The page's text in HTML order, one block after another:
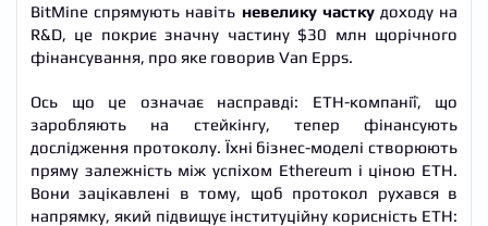
BitMine спрямують навіть невелику часткудоходу на
R&D, це покриє значну частину $30 млн щорічного
фінансування, про яке говорив Van Epps.
Ось що це означає насправді: ETH-компанії, що
заробляють на стейкінгу, тепер фінансують
дослідження протоколу. Їхні бізнес-моделі створюють
пряму залежність між успіхом Ethereum і ціною ETH.
Вони зацікавлені в тому, щоб протокол рухався в
напрямку, який підвищує інституційну корисність ETH: